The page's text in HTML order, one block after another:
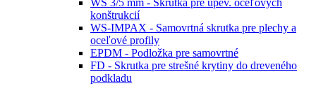
WS 3/5 mm - Skrutka pre upev. oceľových
konštrukcií
WS-IMPAX - Samovrtná skrutka pre plechy a
oceľové profily
EPDM - Podložka pre samovrtné
FD - Skrutka pre strešné krytiny do dreveného
podkladu